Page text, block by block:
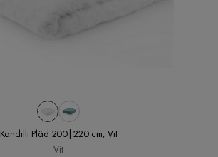
Kandilli Pläd 200|220 cm, Vit
Vit